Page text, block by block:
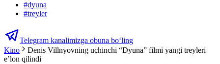
#dyuna
#treyler
Telegram kanalimizga obuna bo‘ling
Kino
Denis Villnyovning uchinchi “Dyuna” filmi yangi treyleri
e’lon qilindi